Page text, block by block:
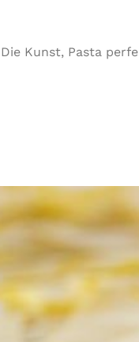
Die Kunst, Pasta